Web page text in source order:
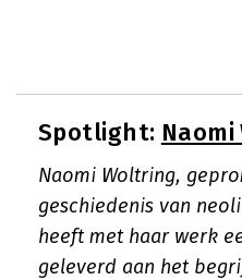
Spotlight:
Naomi Woltring,
geschiedenis van
heeft met haar werk
geleverd aan het